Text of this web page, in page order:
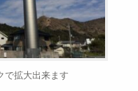
で拡大出来ます